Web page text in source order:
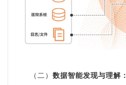
（二） 数据智能发现与理解：